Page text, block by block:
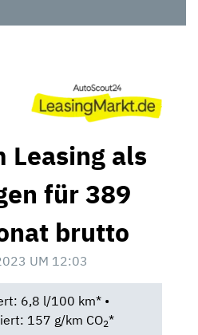
Leasing als
für 389
brutto
UM 12:03
6,8 l/100 km* •
157 g/km CO2*